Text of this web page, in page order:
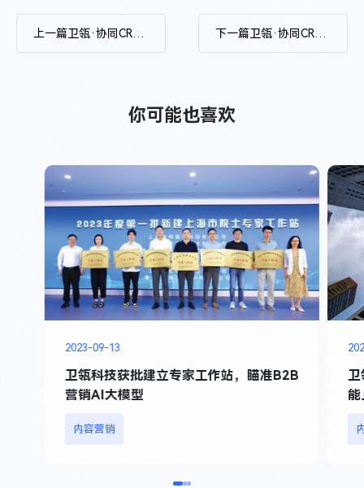
上一篇 卫瓴·协同CRM V2.3 火热来袭，和小微GPT一起探索更多AI的可能性 下一篇 卫瓴·协同CRM 再升级！小微GPT、拓客高级版、资料库多级分组全方位助力创造客户价值！
你可能也喜欢
2023-09-13
卫瓴科技获批建立专家工作站，瞄准B2B
营销AI大模型
内容营销
卫
能